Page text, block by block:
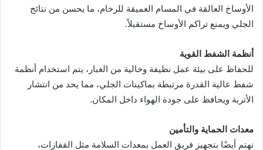
الأوساخ العالقة في المسام العميقة للرخام، ما يحسن من نتائج
الجلي ويمنع تراكم الأوساخ مستقبلاً.
أنظمة الشفط القوية
للحفاظ على بيئة عمل نظيفة وخالية من الغبار، يتم استخدام أنظمة
شفط عالية القدرة مرتبطة بماكينات الجلي، مما يحد من انتشار
الأتربة ويحافظ على جودة الهواء داخل المكان.
معدات الحماية والتأمين
نهتم أيضًا بتجهيز فريق العمل بمعدات السلامة مثل القفازات،